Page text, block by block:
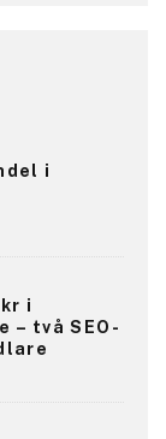
i
i
– två SEO-